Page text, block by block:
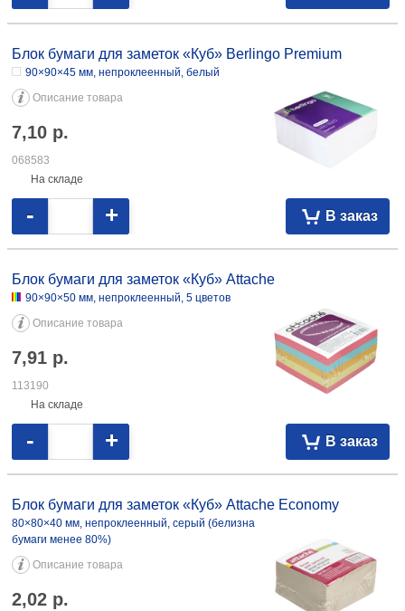
Блок бумаги для заметок «Куб» Berlingo Premium
90×90×45 мм, непроклеенный, белый
Описание товара
7,10 р.
068583
На складе
В заказ
- +
Блок бумаги для заметок «Куб» Attache
90×90×50 мм, непроклеенный, 5 цветов
Описание товара
7,91 р.
113190
На складе
В заказ
- +
Блок бумаги для заметок «Куб» Attache Economy
80×80×40 мм, непроклеенный, серый (белизна
бумаги менее 80%)
Описание товара
2,02 р.